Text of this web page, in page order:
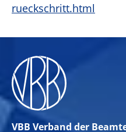
rueckschritt.html
VBB Verband der